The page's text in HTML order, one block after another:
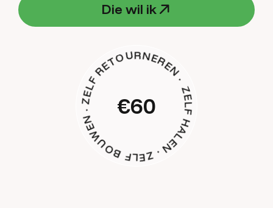
Die wil ik
Diewilik
ZELF HALEN · ZELF BOUWEN · ZELF RETOURNEREN ·
€60